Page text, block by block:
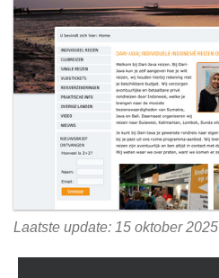
Laatste update: 15 oktober 2025